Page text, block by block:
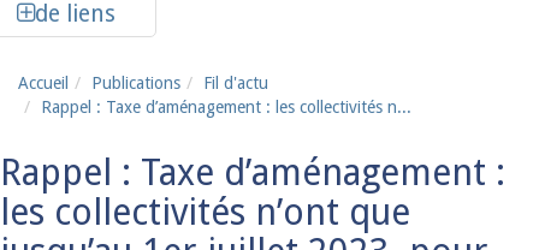
de liens
Accueil Publications
Fil d'actu
Rappel : Taxe d’aménagement : les collectivités n...
Rappel : Taxe d’aménagement :
les collectivités n’ont que